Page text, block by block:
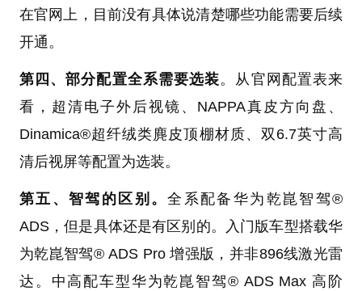
在官网上，目前没有具体说清楚哪些功能需要后续
开通。
第四、部分配置全系需要选装。从官网配置表来
看，超清电子外后视镜、NAPPA真皮方向盘、
Dinamica®超纤绒类麂皮顶棚材质、双6.7英寸高
清后视屏等配置为选装。
第五、智驾的区别。全系配备华为乾崑智驾®
ADS，但是具体还是有区别的。入门版车型搭载华
为乾崑智驾® ADS Pro 增强版，并非896线激光雷
达。中高配车型华为乾崑智驾® ADS Max 高阶